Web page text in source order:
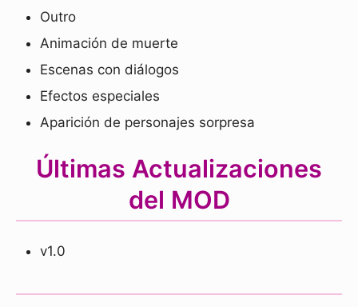
Outro
Animación de muerte
Escenas con diálogos
Efectos especiales
Aparición de personajes sorpresa
Últimas Actualizaciones
del MOD
v1.0